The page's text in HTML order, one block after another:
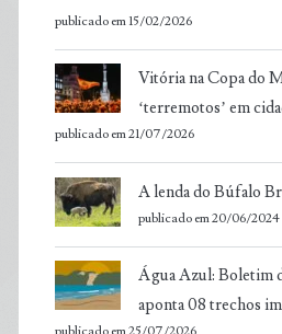
publicado em 15/02/2026
Vitória na Copa do
‘terremotos’ em
publicado em 21/07/2026
A lenda do Búfalo
publicado em 20/06/2024
Água Azul: Boletim
aponta 08 trechos